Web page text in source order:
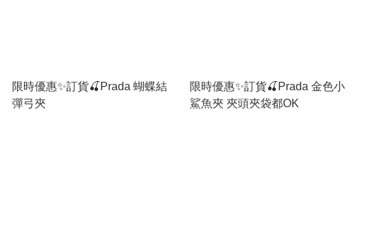
限時優惠✨訂貨🍒Prada 蝴蝶結
彈弓夾
限時優惠✨訂貨🍒Prada 金色小
鯊魚夾 夾頭夾袋都OK